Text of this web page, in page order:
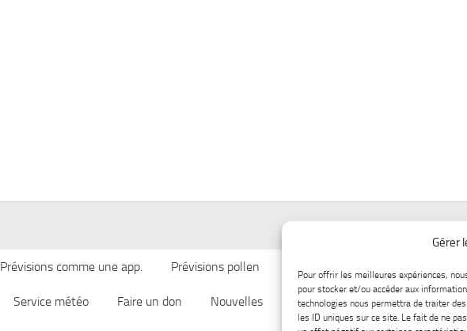
Gérer
Pour offrir les meilleures expériences,
pour stocker et/ou accéder aux
technologies nous permettra de traiter
les ID uniques sur ce site. Le fait de ne
Prévisions comme une app. Prévisions pollen
Service météo Faire un don Nouvelles Afficher chez nous Lac-